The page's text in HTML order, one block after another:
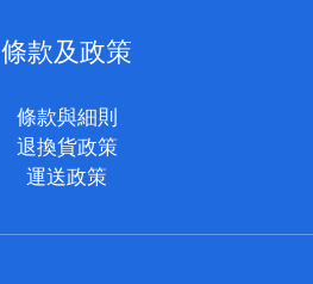
條款及政策
條款與細則
退換貨政策
運送政策